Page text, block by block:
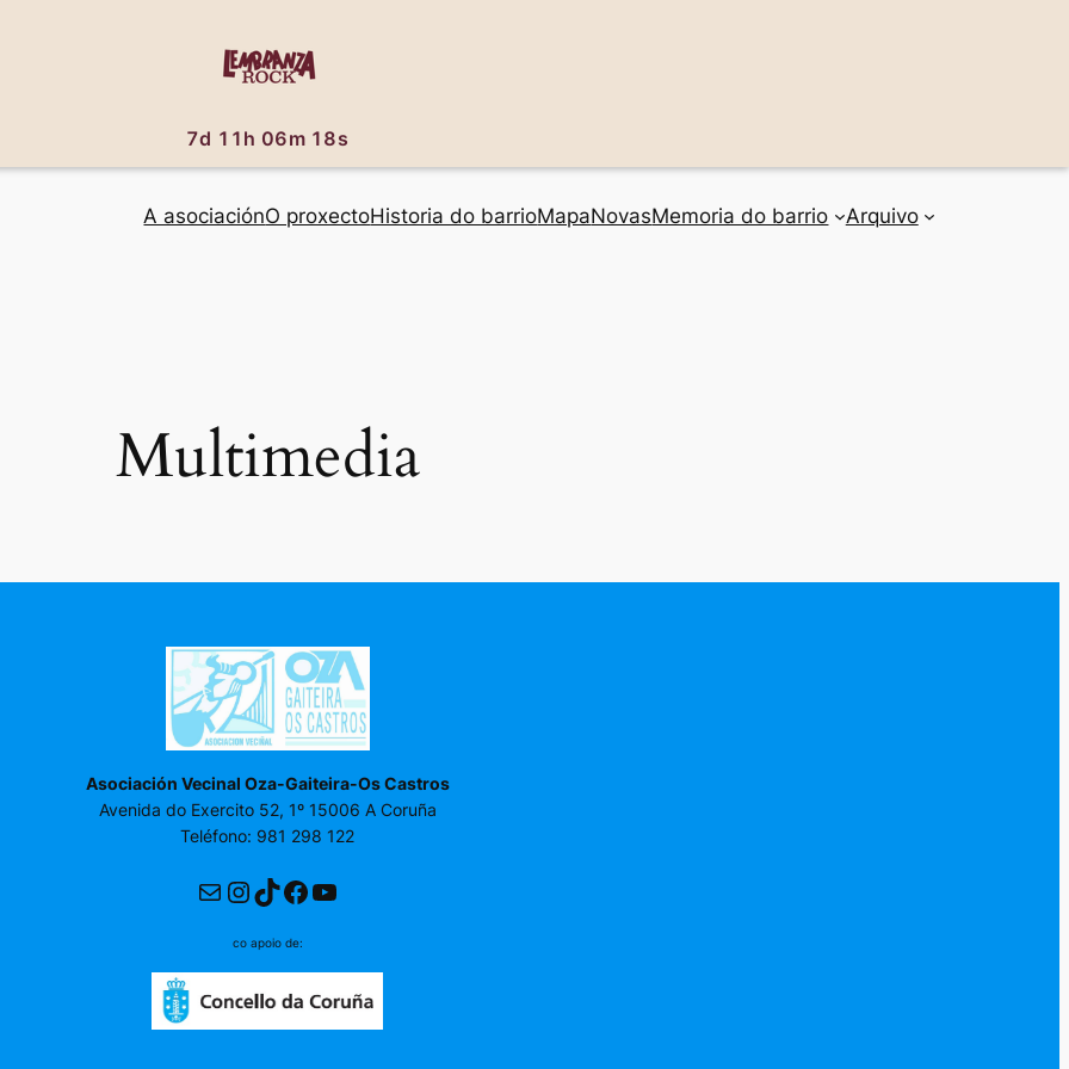
A asociaciónO proxectoHistoria do barrioMapaNovasMemoria do barrio Arquivo
Multimedia
Asociación Vecinal Oza-Gaiteira-Os Castros
Avenida do Exercito 52, 1º 15006 A Coruña
Teléfono: 981 298 122
Correo electrónico
Instagram
TikTok
Facebook
YouTube
co apoio de:
7d 11h 06m 18s